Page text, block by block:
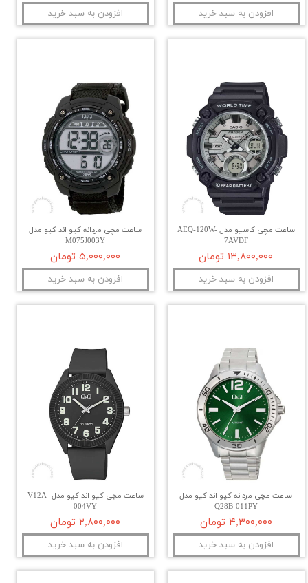
افزودن به سبد خرید افزودن به سبد خرید
ساعت مچی کاسیو مدل AEQ-120W-
7AVDF
۱۳,۸۰۰,۰۰۰ تومان
افزودن به سبد خرید
ساعت مچی مردانه کیو اند کیو مدل
M075J003Y
۵,۰۰۰,۰۰۰ تومان
افزودن به سبد خرید
ساعت مچی مردانه کیو اند کیو مدل
Q28B-011PY
۴,۳۰۰,۰۰۰ تومان
افزودن به سبد خرید
ساعت مچی کیو اند کیو مدل V12A-
004VY
۲,۸۰۰,۰۰۰ تومان
افزودن به سبد خرید